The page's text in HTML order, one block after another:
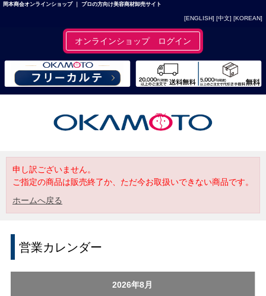
岡本商会オンラインショップ ｜ プロの方向け美容商材卸売サイト
[ENGLISH] [中文] [KOREAN]
オンラインショップ ログイン
申し訳ございません。
ご指定の商品は販売終了か、ただ今お取扱いできない商品です。
ホームへ戻る
営業カレンダー
2026年8月